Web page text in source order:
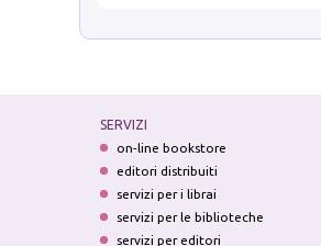
SERVIZI
on-line bookstore
editori distribuiti
servizi per i librai
servizi per le biblioteche
servizi per editori